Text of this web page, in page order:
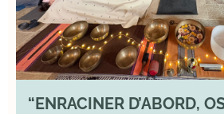
“ENRACINER D’ABORD,